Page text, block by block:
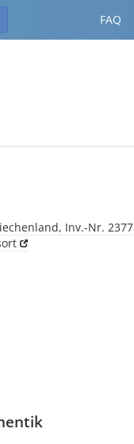
FAQ
Inv.-Nr. 2377